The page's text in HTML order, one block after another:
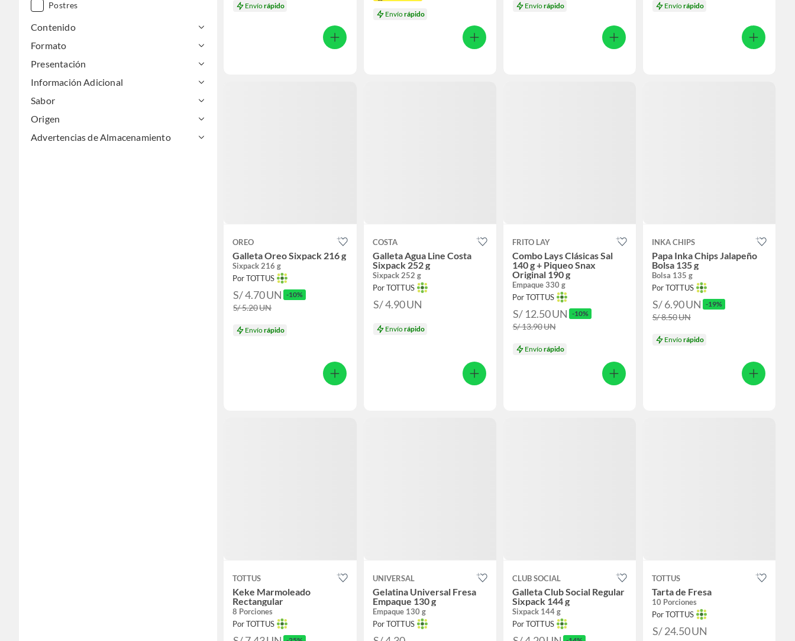
Postres
Postres listos
Pre-mezclas
Snack
Tartas
Contenido
Formato
Presentación
Información Adicional
Sabor
Origen
Advertencias de Almacenamiento
Envíorápido
Envíorápido
Envíorápido Envíorápido
OREO
Galleta Oreo Sixpack 216 g
Sixpack 216 g
Por TOTTUS
S/ 4.70UN -10%
S/ 5.20UN
Envíorápido
COSTA
Galleta Agua Line Costa
Sixpack 252 g
Sixpack 252 g
Por TOTTUS
S/ 4.90UN
Envíorápido
FRITO LAY
Combo Lays Clásicas Sal
140 g + Piqueo Snax
Original 190 g
Empaque 330 g
Por TOTTUS
S/ 12.50UN -10%
S/ 13.90UN
Envíorápido
INKA CHIPS
Papa Inka Chips Jalapeño
Bolsa 135 g
Bolsa 135 g
Por TOTTUS
S/ 6.90UN -19%
S/ 8.50UN
Envíorápido
TOTTUS
Keke Marmoleado
Rectangular
8 Porciones
Por TOTTUS
UNIVERSAL
Gelatina Universal Fresa
Empaque 130 g
Empaque 130 g
Por TOTTUS
CLUB SOCIAL
Galleta Club Social Regular
Sixpack 144 g
Sixpack 144 g
Por TOTTUS
TOTTUS
Tarta de Fresa
10 Porciones
Por TOTTUS
S/ 24.50UN